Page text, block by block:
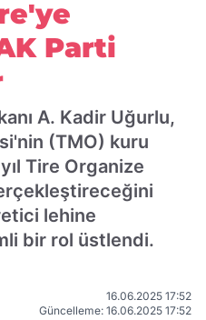
Parti
A. Kadir Uğurlu,
(TMO) kuru
Tire Organize
lehine
bir rol üstlendi.
16.06.2025 17:52
Güncelleme: 16.06.2025 17:52